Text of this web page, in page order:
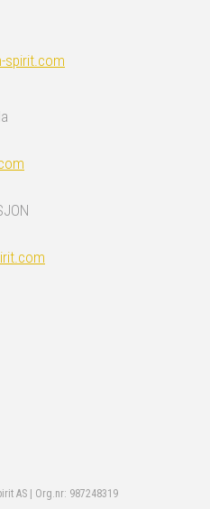
spirit.com
AS | Org.nr: 987248319